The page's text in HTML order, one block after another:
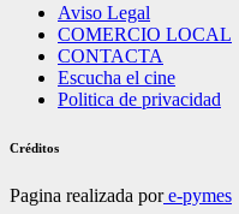
Aviso Legal
COMERCIO LOCAL
CONTACTA
Escucha el cine
Politica de privacidad
Créditos
Pagina realizada pore-pymes